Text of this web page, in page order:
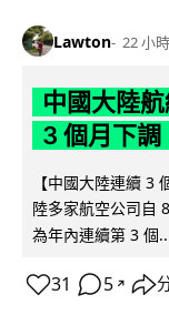
Lawton 22 小時
中國大陸
3 個月下調
【中國大陸連續 3
陸多家航空公司自
為年內連續第 3 個
31 5 ↗